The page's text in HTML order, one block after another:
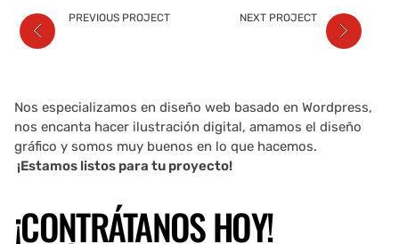
PREVIOUS PROJECT NEXT PROJECT
Nos especializamos en diseño web basado en Wordpress,
nos encanta hacer ilustración digital, amamos el diseño
gráfico y somos muy buenos en lo que hacemos.
¡Estamos listos para tu proyecto!
¡CONTRÁTANOS HOY!